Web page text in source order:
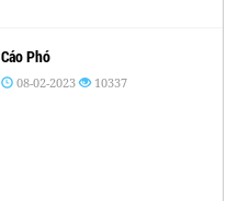
Cáo Phó
08-02-2023 10337